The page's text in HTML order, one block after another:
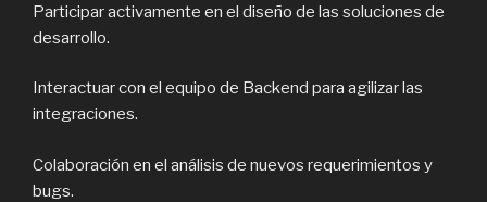
Participar activamente en el diseño de las soluciones de
desarrollo.
Interactuar con el equipo de Backend para agilizar las
integraciones.
Colaboración en el análisis de nuevos requerimientos y
bugs.